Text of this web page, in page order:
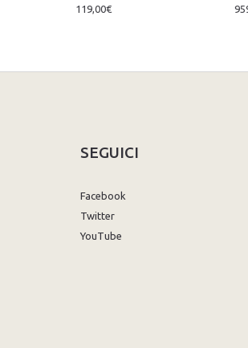
119,00€
SEGUICI
Facebook
Twitter
YouTube